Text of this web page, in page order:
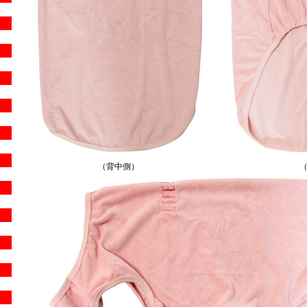
（背中側）